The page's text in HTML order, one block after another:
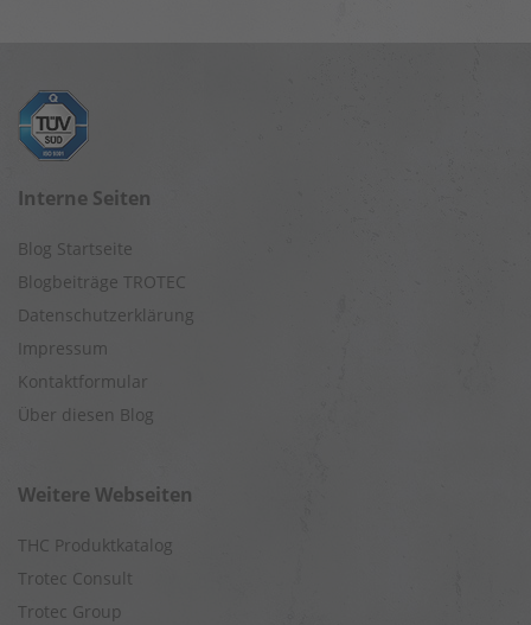
Interne Seiten
Blog Startseite
Blogbeiträge TROTEC
Datenschutzerklärung
Impressum
Kontaktformular
Über diesen Blog
Weitere Webseiten
THC Produktkatalog
Trotec Consult
Trotec Group